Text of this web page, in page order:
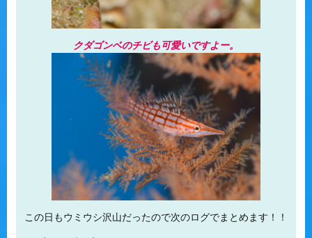
クダゴンベのチビも可愛いですよー。
この日もウミウシ沢山だったので次のログでまとめます！！